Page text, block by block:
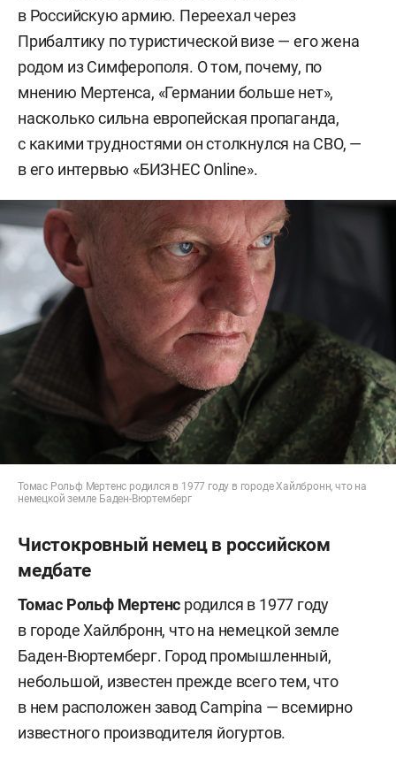
в Российскую армию. Переехал через
Прибалтику по туристической визе — его жена
родом из Симферополя. О том, почему, по
мнению Мертенса, «Германии больше нет»,
насколько сильна европейская пропаганда,
с какими трудностями он столкнулся на СВО, —
в его интервью «БИЗНЕС Online».
Томас Рольф Мертенс родился в 1977 году в городе Хайлбронн, что на
немецкой земле Баден-Вюртемберг
Чистокровный немец в российском
медбате
Томас Рольф Мертенс родился в 1977 году
в городе Хайлбронн, что на немецкой земле
Баден-Вюртемберг. Город промышленный,
небольшой, известен прежде всего тем, что
в нем расположен завод Campina — всемирно
известного производителя йогуртов.